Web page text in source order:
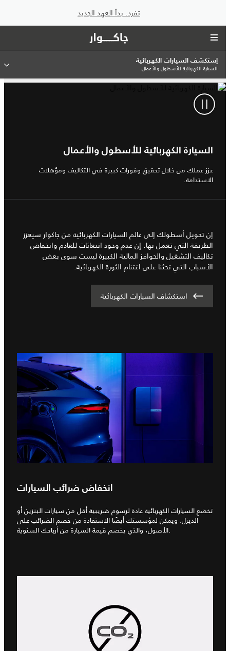
تفرد. بدأ العهد الجديد
إستكشف السيارات الكهربائية
السيارة الكهربائية للأسطول والأعمال
السيارة الكهربائية للأسطول والأعمال
عزز عملك من خلال تحقيق وفورات كبيرة في التكاليف ومؤهلات
الاستدامة.
إن تحويل أسطولك إلى عالم السيارات الكهربائية من جاكوار سيعزز
الطريقة التي تعمل بها. إن عدم وجود انبعاثات للعادم وانخفاض
تكاليف التشغيل والحوافز المالية الكبيرة ليست سوى بعض
الأسباب التي تحثنا على اغتنام الثورة الكهربائية.
استكشاف السيارات الكهربائية
انخفاض ضرائب السيارات
تخضع السيارات الكهربائية عادة لرسوم ضريبية أقل من سيارات البنزين أو
الديزل. ويمكن لمؤسستك أيضًا الاستفادة من خصم الضرائب على
الأصول، والذي يخصم قيمة السيارة من أرباحك السنوية.